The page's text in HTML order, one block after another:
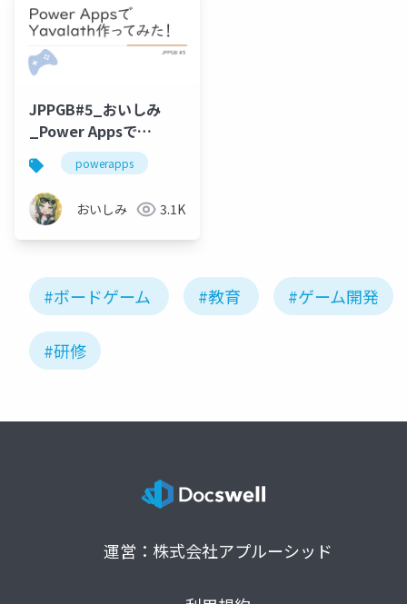
JPPGB#5_おいしみ
_Power Appsで
Yavalath作ってみた！
powerapps
おいしみ 3.1K
#ボードゲーム #教育 #ゲーム開発
#研修
運営：株式会社アプルーシッド